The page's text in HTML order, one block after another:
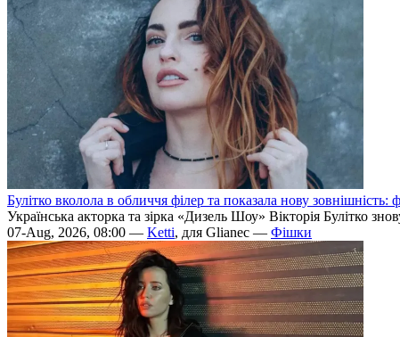
Булітко вколола в обличчя філер та показала нову зовнішність:
Українська акторка та зірка «Дизель Шоу» Вікторія Булітко
07-Aug, 2026, 08:00 — Ketti, для Glianec — Фішки